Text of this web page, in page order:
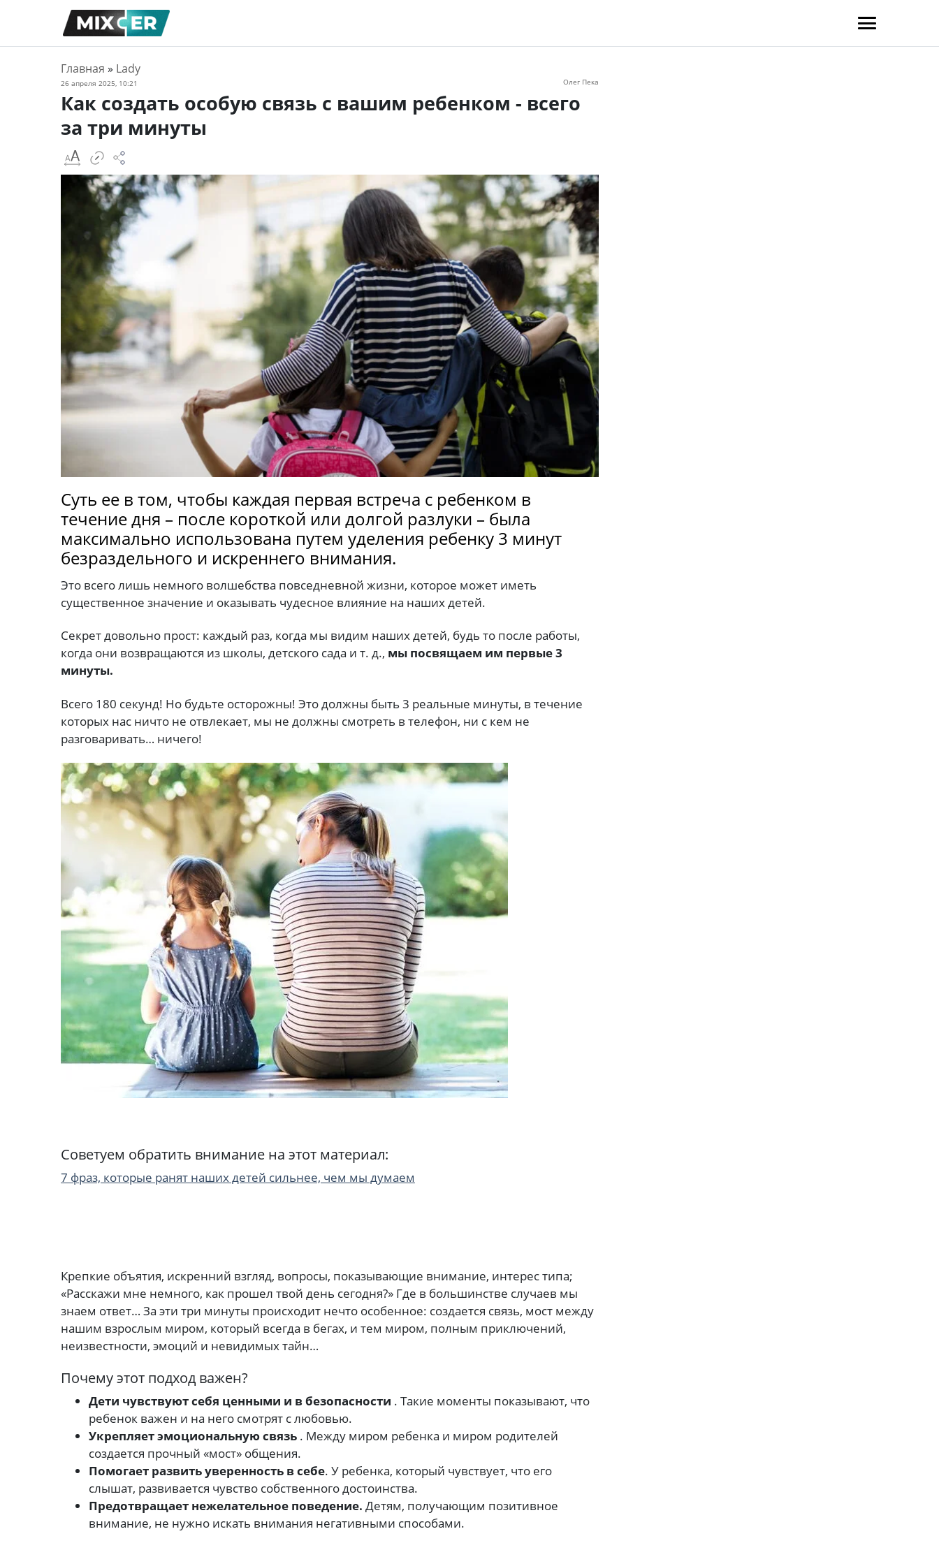
Главная » Lady
26 апреля 2025, 10:21 Олег Пека
Как создать особую связь с вашим ребенком - всего
за три минуты
Суть ее в том, чтобы каждая первая встреча с ребенком в
течение дня – после короткой или долгой разлуки – была
максимально использована путем уделения ребенку 3 минут
безраздельного и искреннего внимания.
Это всего лишь немного волшебства повседневной жизни, которое может иметь
существенное значение и оказывать чудесное влияние на наших детей.
Секрет довольно прост: каждый раз, когда мы видим наших детей, будь то после работы,
когда они возвращаются из школы, детского сада и т. д., мы посвящаем им первые 3
минуты.
Всего 180 секунд! Но будьте осторожны! Это должны быть 3 реальные минуты, в течение
которых нас ничто не отвлекает, мы не должны смотреть в телефон, ни с кем не
разговаривать… ничего!
Советуем обратить внимание на этот материал:
7 фраз, которые ранят наших детей сильнее, чем мы думаем
Крепкие объятия, искренний взгляд, вопросы, показывающие внимание, интерес типа;
«Расскажи мне немного, как прошел твой день сегодня?» Где в большинстве случаев мы
знаем ответ… За эти три минуты происходит нечто особенное: создается связь, мост между
нашим взрослым миром, который всегда в бегах, и тем миром, полным приключений,
неизвестности, эмоций и невидимых тайн…
Почему этот подход важен?
Дети чувствуют себя ценными и в безопасности . Такие моменты показывают, что
ребенок важен и на него смотрят с любовью.
Укрепляет эмоциональную связь . Между миром ребенка и миром родителей
создается прочный «мост» общения.
Помогает развить уверенность в себе. У ребенка, который чувствует, что его
слышат, развивается чувство собственного достоинства.
Предотвращает нежелательное поведение. Детям, получающим позитивное
внимание, не нужно искать внимания негативными способами.